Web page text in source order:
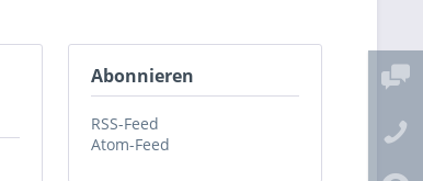
Abonnieren
RSS-Feed
Atom-Feed